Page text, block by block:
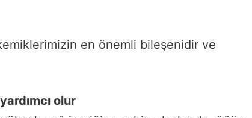
en önemli bileşenidir ve
olur